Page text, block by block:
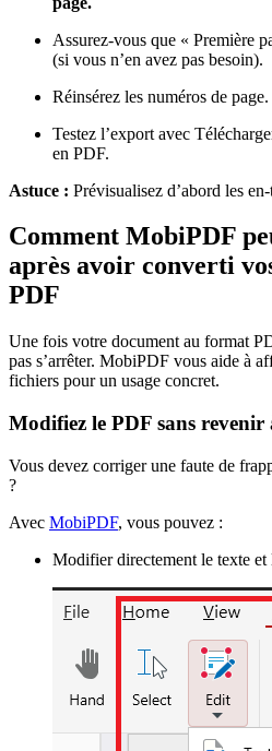
Assurez-vous que « Première
(si vous n’en avez pas besoin).
Réinsérez les numéros de page.
Testez l’export avec
en PDF.
Astuce : Prévisualisez d’abord les
Comment MobiPDF
après avoir converti
PDF
Une fois votre document au format
pas s’arrêter. MobiPDF vous aide à
fichiers pour un usage concret.
Modifiez le PDF sans revenir
Vous devez corriger une faute de
?
Avec MobiPDF, vous pouvez :
Modifier directement le texte et